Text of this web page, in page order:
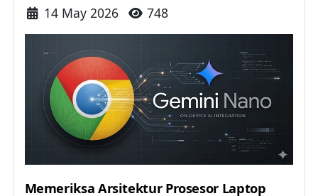
Details
14 May 2026 748
Memeriksa Arsitektur Prosesor Laptop